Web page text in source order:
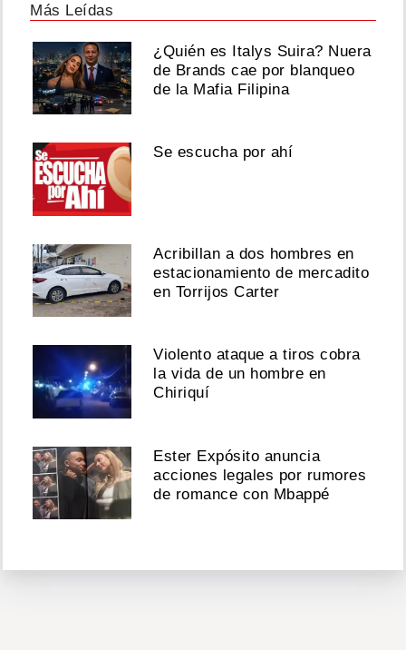
Más Leídas
¿Quién es Italys Suira? Nuera
de Brands cae por blanqueo
de la Mafia Filipina
Se escucha por ahí
Acribillan a dos hombres en
estacionamiento de mercadito
en Torrijos Carter
Violento ataque a tiros cobra
la vida de un hombre en
Chiriquí
Ester Expósito anuncia
acciones legales por rumores
de romance con Mbappé